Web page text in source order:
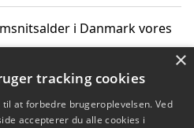
i Danmark vores
udledning påvirker vores
×
tracking cookies
at forbedre brugeroplevelsen. Ved
accepterer du alle cookies i